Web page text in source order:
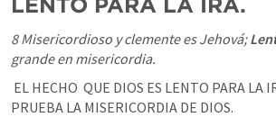
8 Misericordioso y clemente es Jehová;
grande en misericordia.
PRUEBA LA MISERICORDIA DE DIOS.